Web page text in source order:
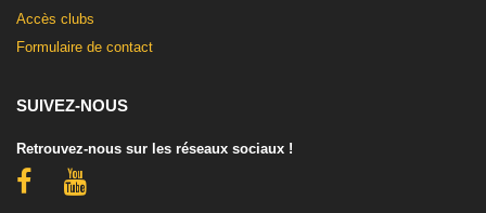
Accès clubs
Formulaire de contact
SUIVEZ-NOUS
Retrouvez-nous sur les réseaux sociaux !